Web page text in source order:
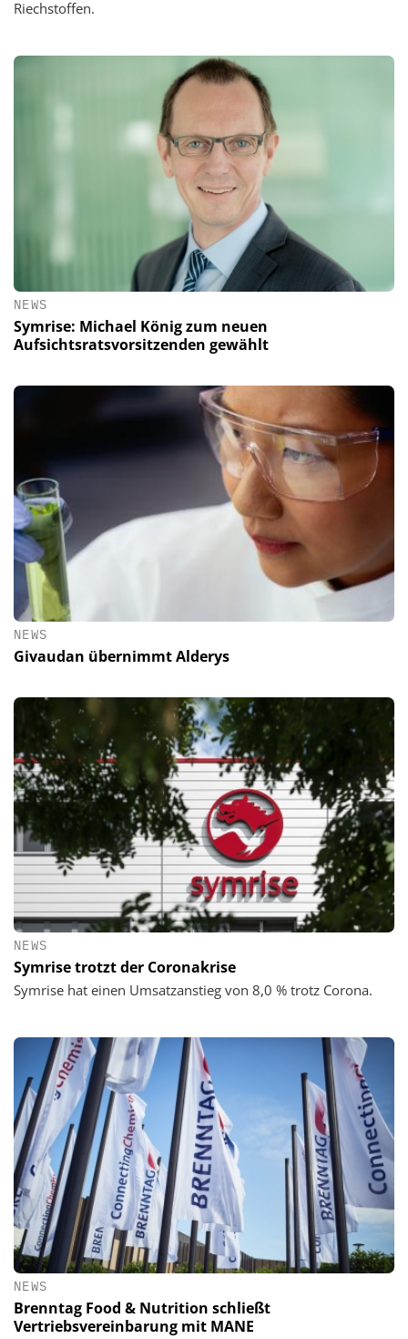
Riechstoffen.
NEWS
Symrise: Michael König zum neuen
Aufsichtsratsvorsitzenden gewählt
NEWS
Givaudan übernimmt Alderys
NEWS
Symrise trotzt der Coronakrise
Symrise hat einen Umsatzanstieg von 8,0 % trotz Corona.
NEWS
Brenntag Food & Nutrition schließt
Vertriebsvereinbarung mit MANE